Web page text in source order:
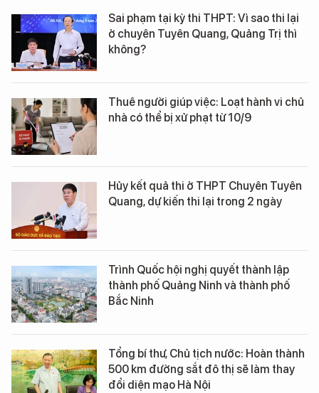
Sai phạm tại kỳ thi THPT: Vì sao thi lại
ở chuyên Tuyên Quang, Quảng Trị thì
không?
Thuê người giúp việc: Loạt hành vi chủ
nhà có thể bị xử phạt từ 10/9
Hủy kết quả thi ở THPT Chuyên Tuyên
Quang, dự kiến thi lại trong 2 ngày
Trình Quốc hội nghị quyết thành lập
thành phố Quảng Ninh và thành phố
Bắc Ninh
Tổng bí thư, Chủ tịch nước: Hoàn thành
500 km đường sắt đô thị sẽ làm thay
đổi diện mạo Hà Nội